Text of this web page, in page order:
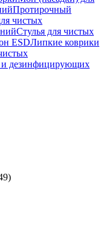
Протирочный
чистых
Стулья для чистых
ESDЛипкие коврики
и дезинфицирующих